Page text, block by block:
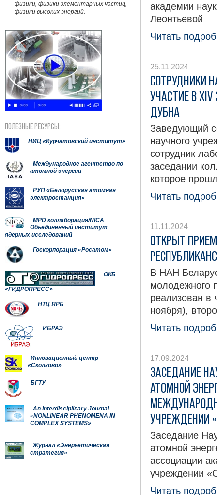
физики, физики элементарных частиц,
физики высоких энергий.
ПОЛЕЗНЫЕ РЕСУРСЫ:
НИЦ «Курчатовский институт»
Международное агентство по
атомной энергии
РУП «Белорусская атомная
электростанция»
MPD коллаборация/NICA
Объединенный институт
ядерных исследований
Госкорпорация «Росатом»
ОКБ
«ГИДРОПРЕСС»
НТЦ ЯРБ
ИБРАЭ
Инновационный центр
«Сколково»
БГТУ
An Interdisciplinary Journal
«NONLINEAR PHENOMENA IN
COMPLEX SYSTEMS»
Журнал «Энергетическая
стратегия»
академии
Леонтьевой
Читать
25.11.2024
СОТРУДНИКИ
УЧАСТИЕ В
ДУБНА
Заведующий
научного
сотрудник
заседании
которое
Читать
11.11.2024
ОТКРЫТ
В НАН
молодежного
реализован
ноября),
Читать
17.09.2024
ЗАСЕДАНИЕ
АТОМНОЙ
УЧРЕЖДЕНИИ
Заседание
атомной
ассоциации
учреждении
Читать